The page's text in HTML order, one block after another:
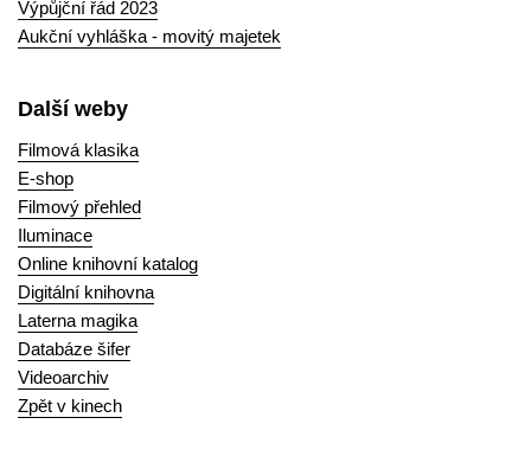
Výpůjční řád 2023
Aukční vyhláška - movitý majetek
Další weby
Filmová klasika
E-shop
Filmový přehled
Iluminace
Online knihovní katalog
Digitální knihovna
Laterna magika
Databáze šifer
Videoarchiv
Zpět v kinech